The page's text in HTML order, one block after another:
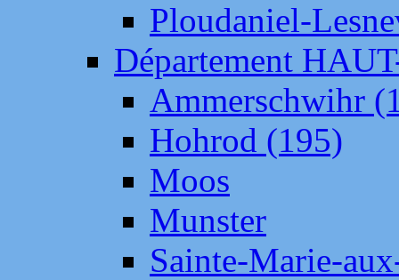
Ploudaniel-
Département
Ammerschwihr
Hohrod (195)
Moos
Munster
Sainte-Marie-